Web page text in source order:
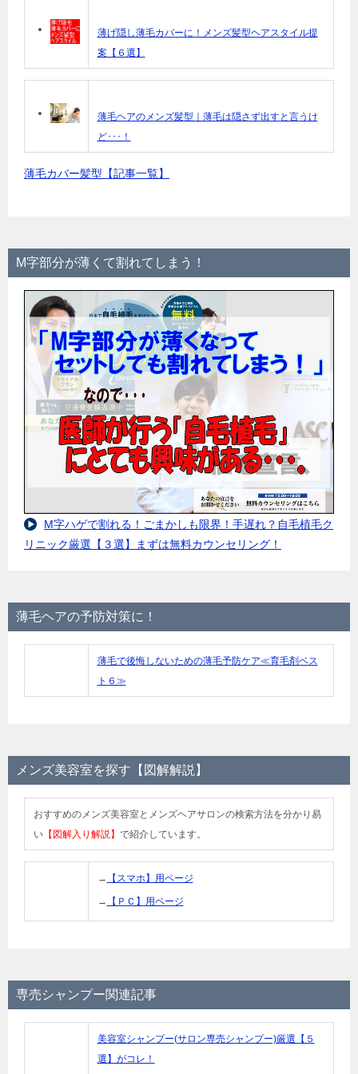
薄げ隠し薄毛カバーに！メンズ髪型ヘアスタイル提
案【６選】
薄毛ヘアのメンズ髪型｜薄毛は隠さず出すと言うけ
ど･･･！
薄毛カバー髪型【記事一覧】
M字部分が薄くて割れてしまう！
M字ハゲで割れる！ごまかしも限界！手遅れ？自毛植毛ク
リニック厳選【３選】まずは無料カウンセリング！
薄毛ヘアの予防対策に！
薄毛で後悔しないための薄毛予防ケア≪育毛剤ベス
ト６≫
メンズ美容室を探す【図解解説】
おすすめのメンズ美容室とメンズヘアサロンの検索方法を分かり易
い【図解入り解説】 で紹介しています。
→ 【スマホ】用ページ
→ 【ＰＣ】用ページ
専売シャンプー関連記事
美容室シャンプー(サロン専売シャンプー)厳選【５
選】がコレ！